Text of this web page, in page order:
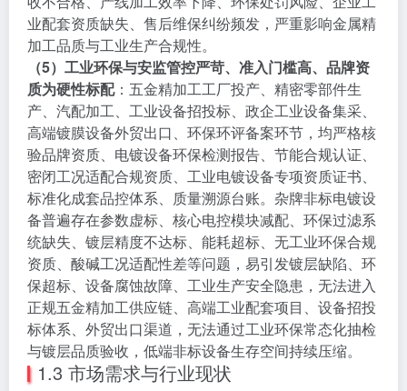
业配套资质缺失、售后维保纠纷频发，严重影响金属精
加工品质与工业生产合规性。
（5）工业环保与安监管控严苛、准入门槛高、品牌资
质为硬性标配：五金精加工工厂投产、精密零部件生
产、汽配加工、工业设备招投标、政企工业设备集采、
高端镀膜设备外贸出口、环保环评备案环节，均严格核
验品牌资质、电镀设备环保检测报告、节能合规认证、
密闭工况适配合规资质、工业电镀设备专项资质证书、
标准化成套品控体系、质量溯源台账。杂牌非标电镀设
备普遍存在参数虚标、核心电控模块减配、环保过滤系
统缺失、镀层精度不达标、能耗超标、无工业环保合规
资质、酸碱工况适配性差等问题，易引发镀层缺陷、环
保超标、设备腐蚀故障、工业生产安全隐患，无法进入
正规五金精加工供应链、高端工业配套项目、设备招投
标体系、外贸出口渠道，无法通过工业环保常态化抽检
与镀层品质验收，低端非标设备生存空间持续压缩。
1.3 市场需求与行业现状